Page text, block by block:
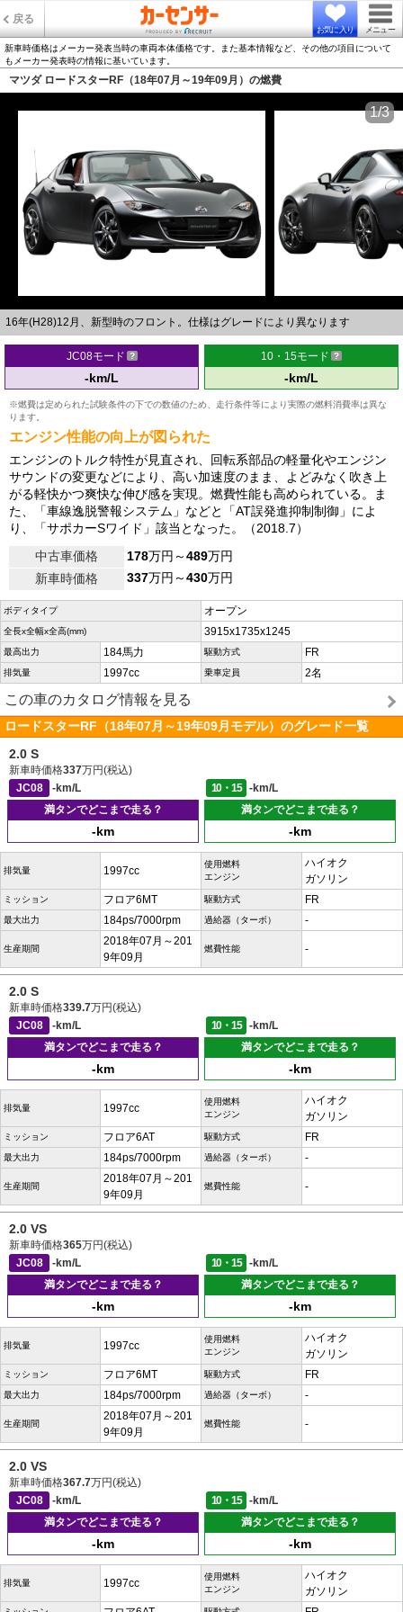
戻る
お気に入り メニュー
新車時価格はメーカー発表当時の車両本体価格です。また基本情報など、その他の項目について
もメーカー発表時の情報に基いています。
マツダ ロードスターRF（18年07月～19年09月）の燃費
16年(H28)12月、新型時のフロント。仕様はグレードにより異なります
1/3
JC08モード
-km/L
10・15モード
-km/L
※燃費は定められた試験条件の下での数値のため、走行条件等により実際の燃料消費率は異な
ります。
エンジン性能の向上が図られた
エンジンのトルク特性が見直され、回転系部品の軽量化やエンジン
サウンドの変更などにより、高い加速度のまま、よどみなく吹き上
がる軽快かつ爽快な伸び感を実現。燃費性能も高められている。ま
た、「車線逸脱警報システム」などと「AT誤発進抑制制御」によ
り、「サポカーSワイド」該当となった。（2018.7）
中古車価格
178万円～489万円
新車時価格
337万円～430万円
ボディタイプ オープン
全長x全幅x全高(mm) 3915x1735x1245
最高出力 184馬力 駆動方式 FR
排気量 1997cc 乗車定員 2名
この車のカタログ情報を見る
ロードスターRF（18年07月～19年09月モデル）のグレード一覧
2.0 S
新車時価格337万円(税込)
JC08
-km/L 10・15
-km/L
満タンでどこまで走る？
-km
満タンでどこまで走る？
-km
排気量 1997cc
使用燃料
エンジン
ハイオク
ガソリン
ミッション フロア6MT 駆動方式 FR
最大出力 184ps/7000rpm 過給器（ターボ） -
生産期間
2018年07月～201
9年09月
燃費性能 -
2.0 S
新車時価格339.7万円(税込)
JC08
-km/L 10・15
-km/L
満タンでどこまで走る？
-km
満タンでどこまで走る？
-km
排気量 1997cc
使用燃料
エンジン
ハイオク
ガソリン
ミッション フロア6AT 駆動方式 FR
最大出力 184ps/7000rpm 過給器（ターボ） -
生産期間
2018年07月～201
9年09月
燃費性能 -
2.0 VS
新車時価格365万円(税込)
JC08
-km/L 10・15
-km/L
満タンでどこまで走る？
-km
満タンでどこまで走る？
-km
排気量 1997cc
使用燃料
エンジン
ハイオク
ガソリン
ミッション フロア6MT 駆動方式 FR
最大出力 184ps/7000rpm 過給器（ターボ） -
生産期間
2018年07月～201
9年09月
燃費性能 -
2.0 VS
新車時価格367.7万円(税込)
JC08
-km/L 10・15
-km/L
満タンでどこまで走る？
-km
満タンでどこまで走る？
-km
排気量 1997cc
使用燃料
エンジン
ハイオク
ガソリン